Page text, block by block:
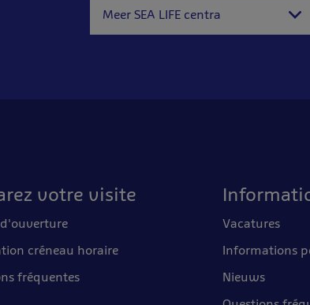
Meer SEA LIFE centra
votre visite
d'ouverture
créneau horaire
fréquentes
Vacatures
Informations
Nieuws